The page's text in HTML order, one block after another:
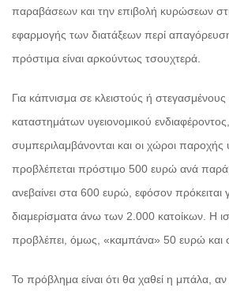
παραβάσεων και την επιβολή κυρώσεων
εφαρμογής των διατάξεων περί
πρόστιμα είναι αρκούντως τσουχτερά.
Για κάπνισμα σε κλειστούς ή
καταστημάτων υγειονομικού
συμπεριλαμβάνονται και οι χώροι παροχής
προβλέπεται πρόστιμο 500 ευρώ ανά
ανεβαίνει στα 600 ευρώ, εφόσον πρόκειται
διαμερίσματα άνω των 2.000 κατοίκων. Η
προβλέπει, όμως, «καμπάνα» 50 ευρώ και
Το πρόβλημα είναι ότι θα χαθεί η μπάλα, αν